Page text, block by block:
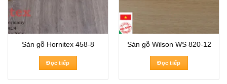
Sàn gỗ Hornitex 458-8
Đọc tiếp
Sàn gỗ Wilson WS 820-12
Đọc tiếp